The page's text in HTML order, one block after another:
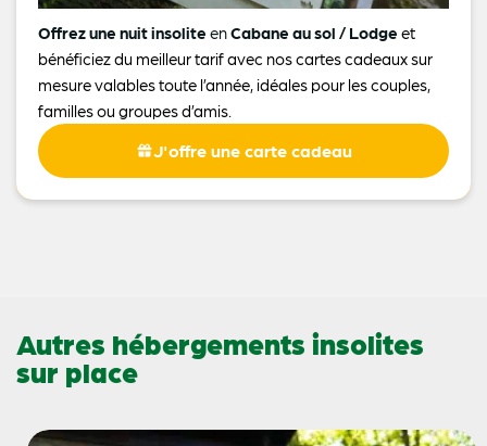
Offrez une nuit insolite enCabane au sol / Lodge et
bénéficiez du meilleur tarif avec nos cartes cadeaux sur
mesure valables toute l’année, idéales pour les couples,
familles ou groupes d’amis.
J'offre une carte cadeau
Autres hébergements insolites
sur place